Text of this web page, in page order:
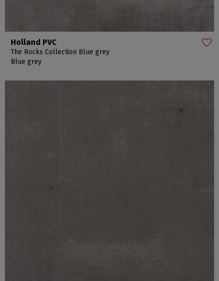
Holland PVC
The Rocks Collection Blue grey
Blue grey